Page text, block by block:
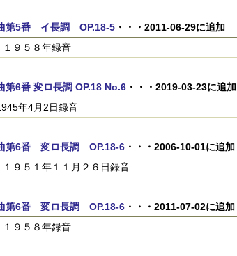
第5番 イ長調 OP.18-5・・・2011-06-29に追加
９５８年録音
第6番 変ロ長調 OP.18 No.6・・・2019-03-23に追加
年4月2日録音
第6番 変ロ長調 OP.18-6・・・2006-10-01に追加
９５１年１１月２６日録音
第6番 変ロ長調 OP.18-6・・・2011-07-02に追加
９５８年録音